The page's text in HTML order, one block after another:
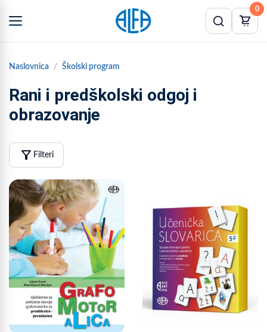
0
Naslovnica Školski program
Rani i predškolski odgoj i
obrazovanje
filter_alt Filteri